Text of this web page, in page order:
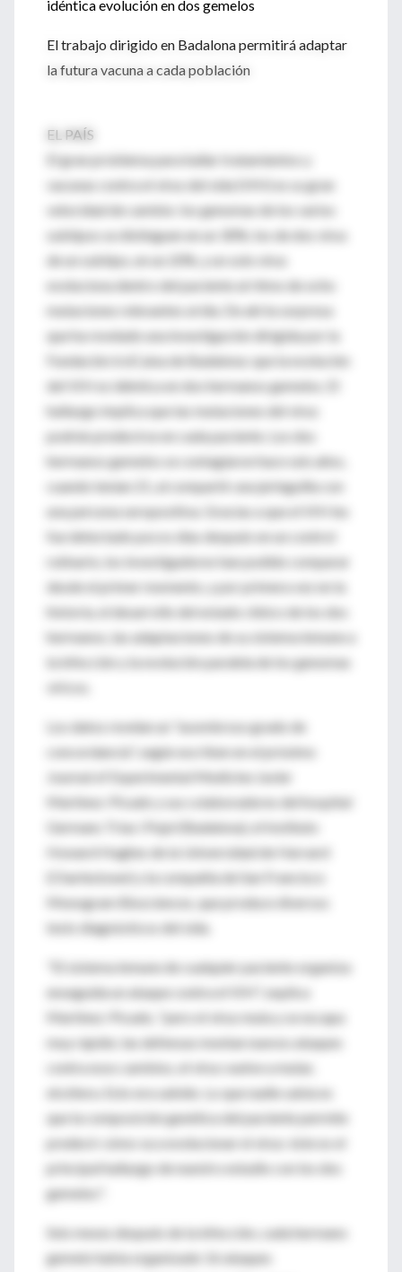
idéntica evolución en dos gemelos
El trabajo dirigido en Badalona permitirá adaptar
la futura vacuna a cada población
EL PAÍS
El gran problema para hallar tratamientos y
vacunas contra el virus del sida (VIH) es su gran
velocidad de cambio: los genomas de los varios
subtipos se distinguen en un 30%; los de dos virus
de un subtipo, en un 20%, y un solo virus
evoluciona dentro del paciente al ritmo de ocho
mutaciones relevantes al día. De ahí la sorpresa
que ha revelado una investigación dirigida por la
Fundación irsiCaixa de Badalona: que la evolución
del VIH es idéntica en dos hermanos gemelos. El
hallazgo implica que las mutaciones del virus
podrán predecirse en cada paciente. Los dos
hermanos gemelos se contagiaron hace seis años,
cuando tenían 21, al compartir una jeringuilla con
una persona seropositiva. Gracias a que el VIH les
fue detectado pocos días después en un control
rutinario, los investigadores han podido comparar
desde el primer momento, y por primera vez en la
historia, el desarrollo del estado clínico de los dos
hermanos, las adaptaciones de su sistema inmune a
la infección y la evolución paralela de los genomas
víricos.
Los datos revelan un "asombroso grado de
concordancia", según escriben en el próximo
Journal of Experimental Medicine Javier
Martínez-Picado y sus colaboradores del hospital
Germans Trias i Pujol (Badalona), el Instituto
Howard Hughes de la Universidad de Harvard
(Charlestown) y la compañía de San Francisco
Monogram Biosciences, que produce diversos
tests diagnósticos del sida.
"El sistema inmune de cualquier paciente organiza
enseguida un ataque contra el VIH", explica
Martínez-Picado, "pero el virus muta y se escapa
muy rápido; las defensas montan nuevos ataques
contra esos cambios, el virus vuelve a mutar,
etcétera. Esto era sabido. Lo que nadie sabía es
que la composición genética del paciente permite
predecir cómo va a evolucionar el virus: éste es el
principal hallazgo de nuestro estudio con los dos
gemelos".
Seis meses después de la infección, cada hermano
gemelo había organizado 16 ataques